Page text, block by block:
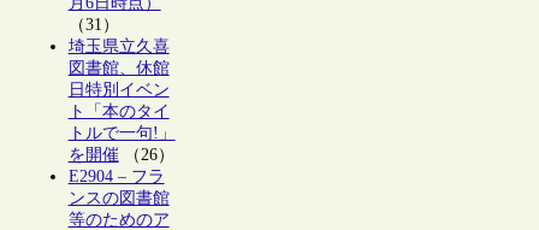
（31）
埼玉県立久喜
図書館、休館
日特別イベン
ト「本のタイ
トルで一句!」
を開催（26）
E2904 – フラ
ンスの図書館
等のためのア